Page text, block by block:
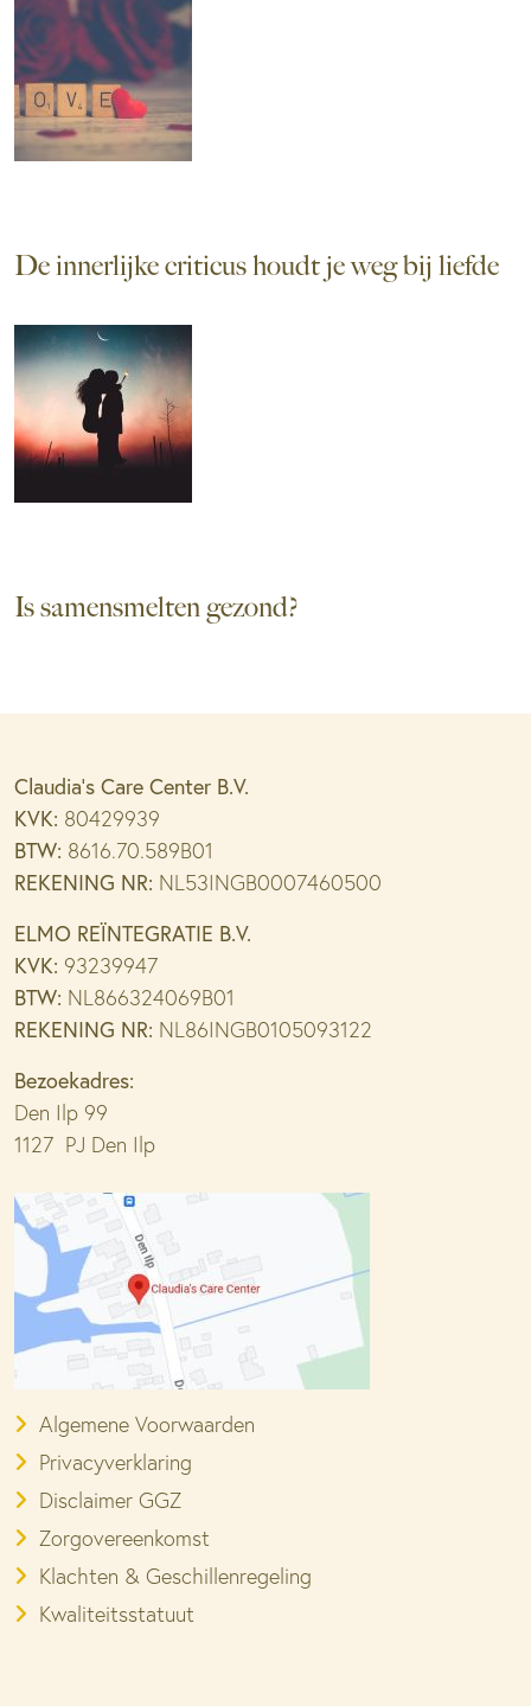
De innerlijke criticus houdt je weg bij liefde
Is samensmelten gezond?
Claudia’s Care Center B.V.
KVK: 80429939
BTW: 8616.70.589B01
REKENING NR: NL53INGB0007460500
ELMO REÏNTEGRATIE B.V.
KVK: 93239947
BTW: NL866324069B01
REKENING NR: NL86INGB0105093122
Bezoekadres:
Den Ilp 99
1127 PJ Den Ilp
Algemene Voorwaarden
Privacyverklaring
Disclaimer GGZ
Zorgovereenkomst
Klachten & Geschillenregeling
Kwaliteitsstatuut